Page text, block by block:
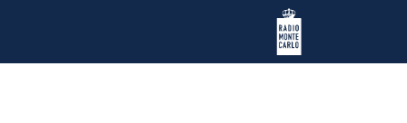
Radio Monte Carlo